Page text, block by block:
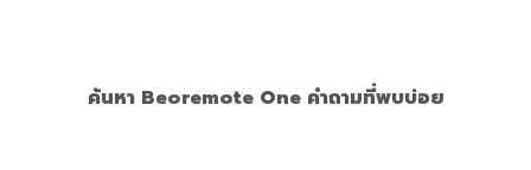
ค้นหา Beoremote One คำถามที่พบบ่อย